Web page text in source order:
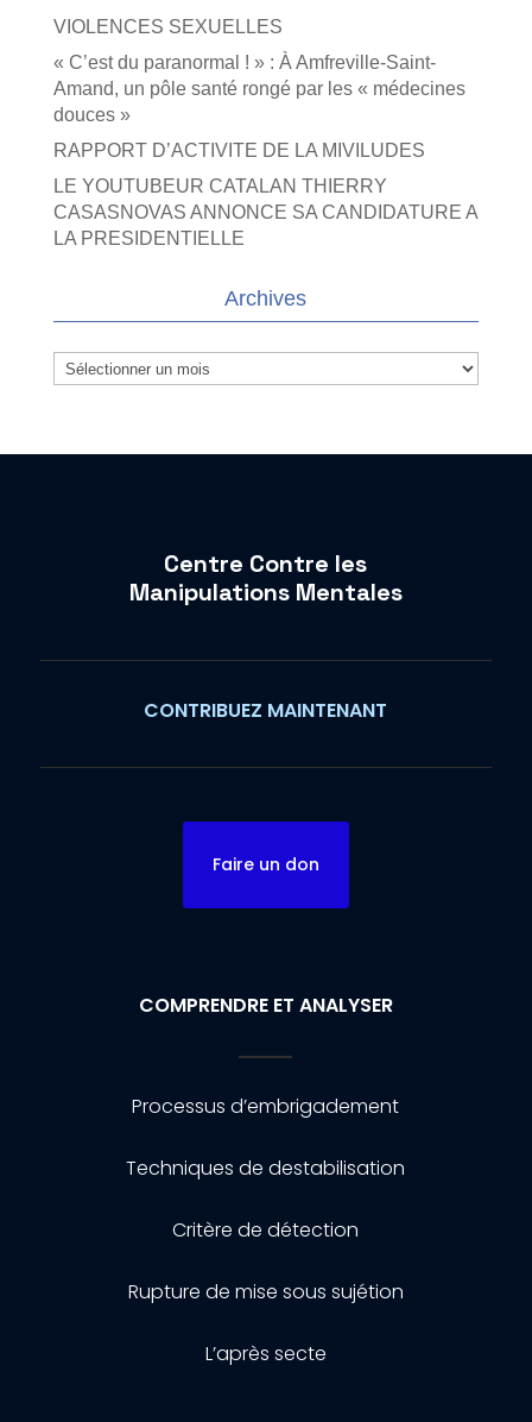
VIOLENCES SEXUELLES
« C’est du paranormal ! » : À Amfreville-Saint-
Amand, un pôle santé rongé par les « médecines
douces »
RAPPORT D’ACTIVITE DE LA MIVILUDES
LE YOUTUBEUR CATALAN THIERRY
CASASNOVAS ANNONCE SA CANDIDATURE A
LA PRESIDENTIELLE
Archives
Archives
Centre Contre les
Manipulations Mentales
CONTRIBUEZ MAINTENANT
Faire un don
COMPRENDRE ET ANALYSER
Processus d’embrigadement
Techniques de destabilisation
Critère de détection
Rupture de mise sous sujétion
L’après secte